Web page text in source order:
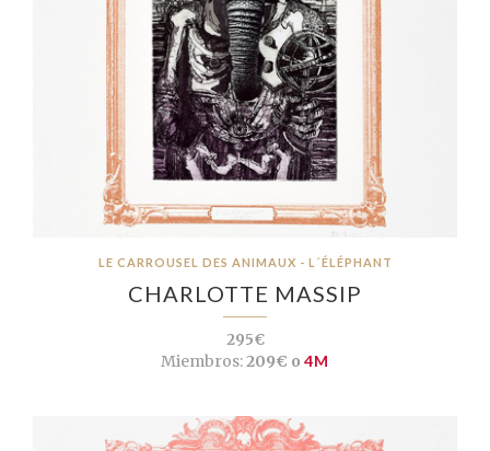
LE CARROUSEL DES ANIMAUX - L´ÉLÉPHANT
CHARLOTTE MASSIP
295€
Miembros:209€ o 4M